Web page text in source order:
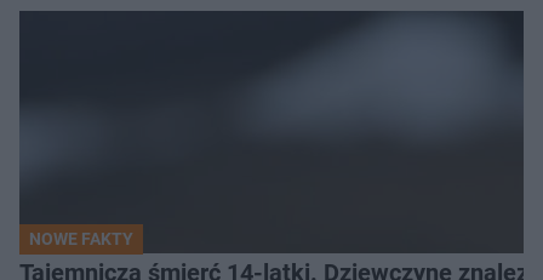
NOWE FAKTY
Tajemnicza śmierć 14-latki. Dziewczynę